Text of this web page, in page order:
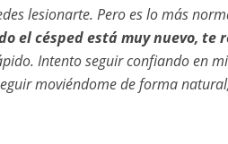
lesionarte. Pero es lo más
el césped está muy nuevo, te
Intento seguir confiando en
moviéndome de forma